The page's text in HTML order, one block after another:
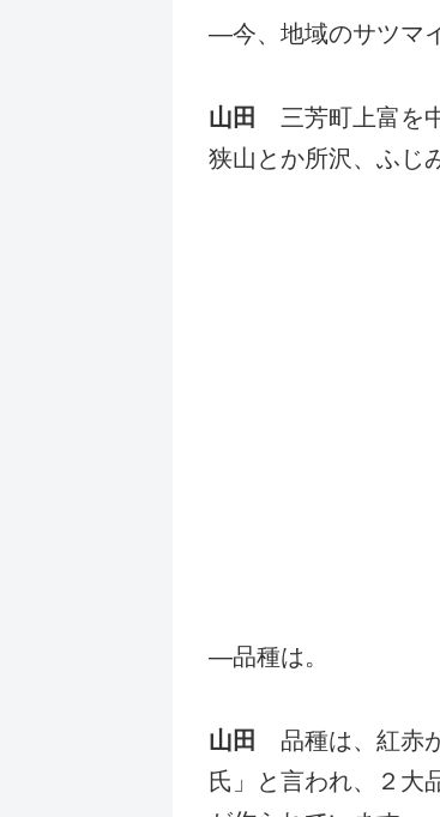
―今、地域のサツマ
山田
三芳町上富を
狭山とか所沢、ふじ
―品種は。
山田
品種は、紅赤
氏」と言われ、２大